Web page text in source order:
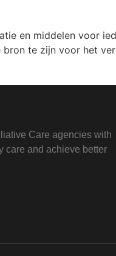
en middelen voor
te zijn voor het
Care agencies with
care and achieve better